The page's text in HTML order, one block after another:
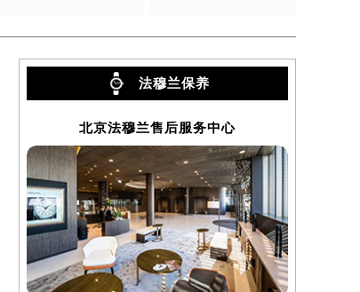
法穆兰保养
北京法穆兰售后服务中心